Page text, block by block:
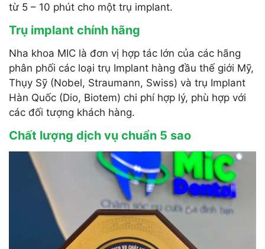
từ 5 – 10 phút cho một trụ implant.
Trụ implant chính hãng
Nha khoa MIC là đơn vị hợp tác lớn của các hãng
phân phối các loại trụ Implant hàng đầu thế giới Mỹ,
Thụy Sỹ (Nobel, Straumann, Swiss) và trụ Implant
Hàn Quốc (Dio, Biotem) chi phí hợp lý, phù hợp với
các đối tượng khách hàng.
Chất lượng dịch vụ chuẩn 5 sao